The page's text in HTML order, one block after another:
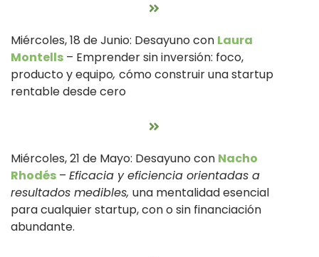
Miércoles, 18 de Junio: Desayuno con Laura
Montells – Emprender sin inversión: foco,
producto y equipo,cómo construir una startup
rentable desde cero
Miércoles, 21 de Mayo: Desayuno con Nacho
Rhodés –Eficacia y eficiencia orientadas a
resultados medibles,una mentalidad esencial
para cualquier startup, con o sin financiación
abundante.